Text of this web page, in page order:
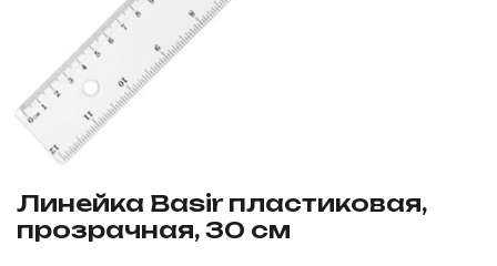
Линейка Basir пластиковая,
прозрачная, 30 см